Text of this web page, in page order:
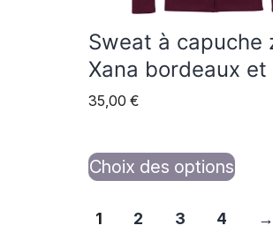
Sweat à capuche
Xana bordeaux
35,00 €
Choix des options
choisies
sur
la
page
produit
1 2 3 4 →